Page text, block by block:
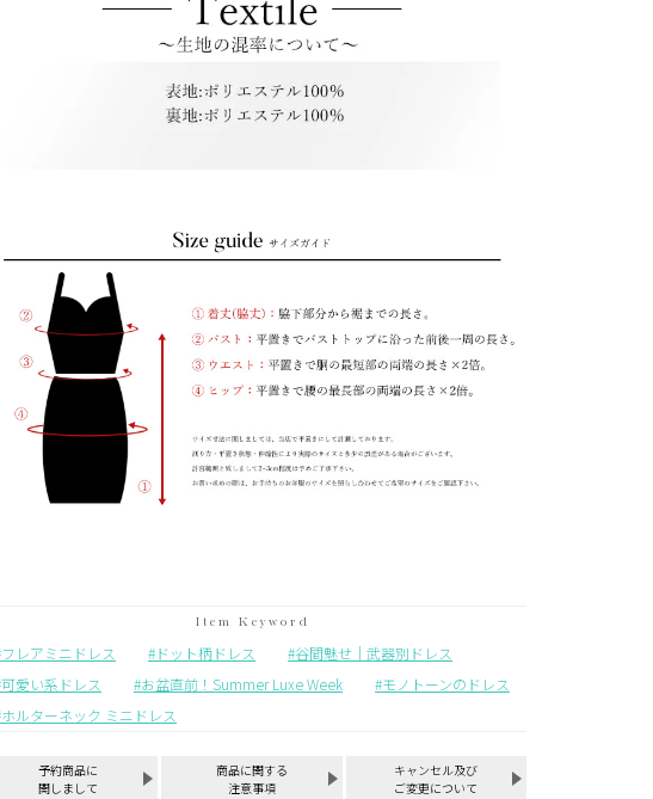
7,900税込
フレアミニドレス ドット柄ドレス
谷間魅せ｜武器別ドレス
可愛い系ドレス
お盆直前！Summer Luxe Week
モノトーンのドレス
ホルターネック ミニドレス
予約商品に
関しまして
商品に関する
注意事項
キャンセル及び
ご変更について